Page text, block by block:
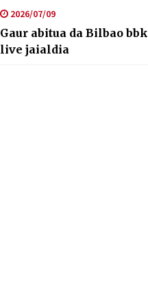
2026/07/09
Gaur abitua da Bilbao bbk
live jaialdia